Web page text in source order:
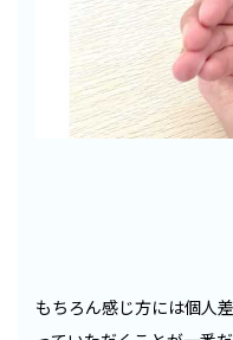
もちろん感じ方には個人